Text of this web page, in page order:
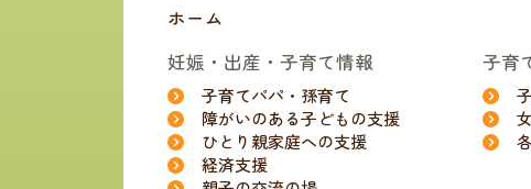
ホーム
妊娠・出産・子育て情報
子育てパパ・孫育て
障がいのある子どもの支援
ひとり親家庭への支援
経済支援
子育